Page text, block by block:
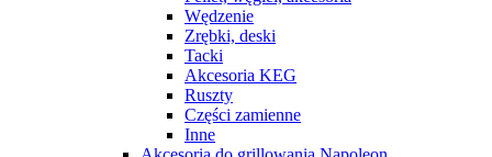
Wędzenie
Zrębki, deski
Tacki
Akcesoria KEG
Ruszty
Części zamienne
Inne